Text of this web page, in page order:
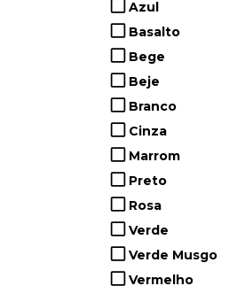
Azul
Basalto
Bege
Beje
Branco
Cinza
Marrom
Preto
Rosa
Verde
Verde Musgo
Vermelho